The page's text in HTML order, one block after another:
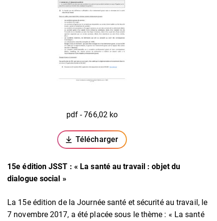
pdf - 766,02 ko
Télécharger
(ouverture dans un nouvel onglet)
15e édition JSST : « La santé au travail : objet du
dialogue social »
La 15e édition de la Journée santé et sécurité au travail, le
7 novembre 2017, a été placée sous le thème : « La santé